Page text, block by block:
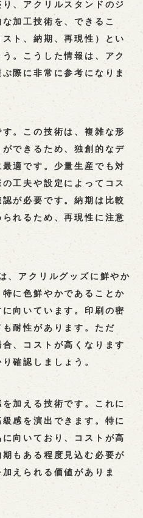
、アクリルスタンドのジ
加工技術を、できるこ
ト、納期、再現性）とい
。こうした情報は、アク
際に非常に参考になりま
す。この技術は、複雑な形
できるため、独創的なデ
適です。少量生産でも対
工夫や設定によってコス
が必要です。納期は比較
れるため、再現性に注意
、アクリルグッズに鮮やか
に色鮮やかであることか
向いています。印刷の密
耐性があります。ただ
、コストが高くなります
確認しましょう。
加える技術です。これに
感を演出できます。特に
向いており、コストが高
もある程度見込む必要が
えられる価値がありま